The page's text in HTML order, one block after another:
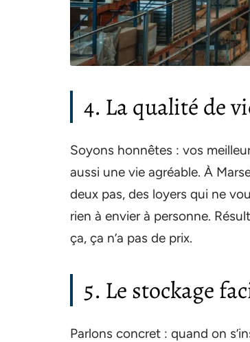
4. La qualité de
Soyons honnêtes : vos
aussi une vie agréable. À
deux pas, des loyers qui ne
rien à envier à personne.
ça, ça n’a pas de prix.
5. Le stockage
Parlons concret : quand on